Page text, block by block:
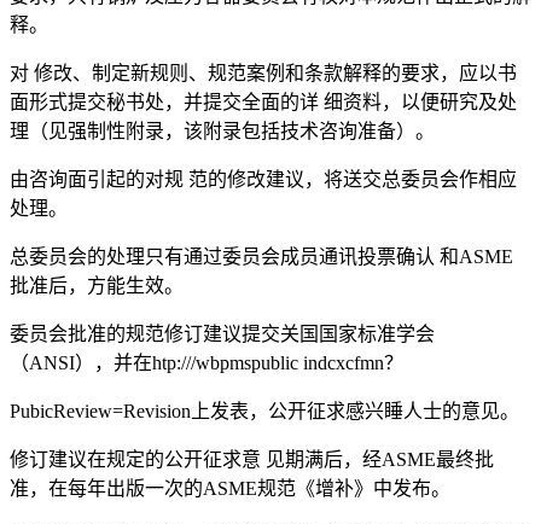
释。
对 修改、制定新规则、规范案例和条款解释的要求，应以书
面形式提交秘书处，并提交全面的详 细资料，以便研究及处
理（见强制性附录，该附录包括技术咨询准备）。
由咨询面引起的对规 范的修改建议，将送交总委员会作相应
处理。
总委员会的处理只有通过委员会成员通讯投票确认 和ASME
批准后，方能生效。
委员会批准的规范修订建议提交关国国家标准学会
（ANSI），并在htp:///wbpmspublic indcxcfmn？
PubicReview=Revision上发表，公开征求感兴睡人士的意见。
修订建议在规定的公开征求意 见期满后，经ASME最终批
准，在每年出版一次的ASME规范《增补》中发布。